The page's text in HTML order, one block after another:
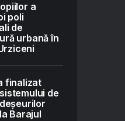
a
poli
de
urbană în
finalizat
de
Barajul